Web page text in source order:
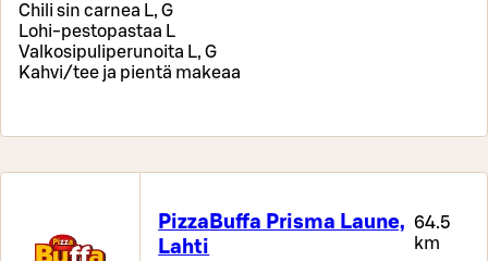
Chili sin carnea L, G
Lohi-pestopastaa L
Valkosipuliperunoita L, G
Kahvi/tee ja pientä makeaa
PizzaBuffa Prisma Laune,
Lahti
64.5
km